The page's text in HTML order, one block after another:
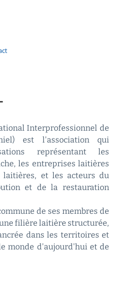
Interprofessionnel de
est l'association qui
représentant les
les entreprises laitières
laitières, et les acteurs du
et de la restauration
de ses membres de
filière laitière structurée,
dans les territoires et
monde d'aujourd'hui et de